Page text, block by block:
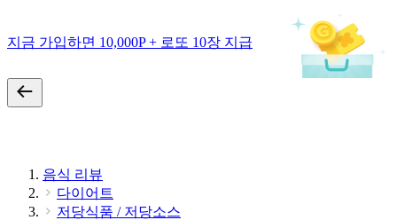
지금 가입하면 10,000P + 로또 10장 지급
음식 리뷰
다이어트
저당식품 / 저당소스